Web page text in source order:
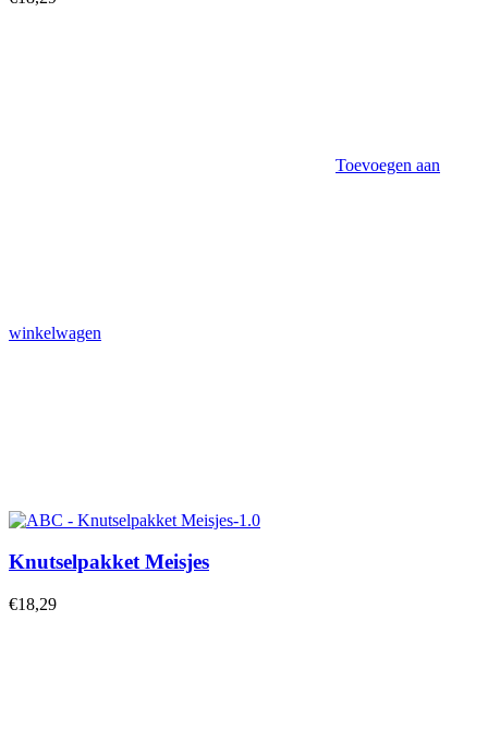
Toevoegen aan
winkelwagen
Knutselpakket Meisjes
€18,29